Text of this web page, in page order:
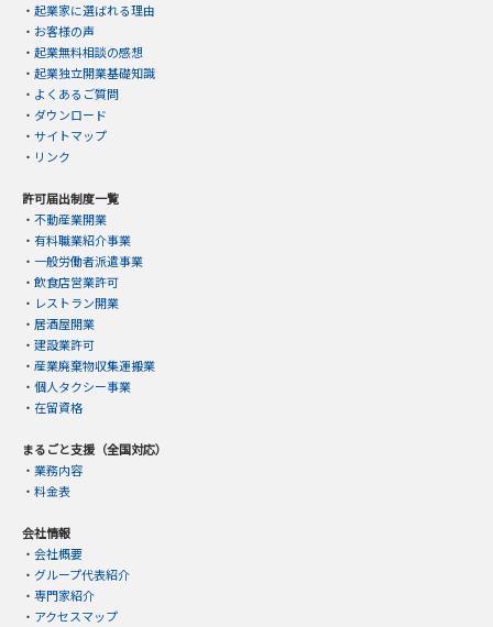
・ 起業家に選ばれる理由
・ お客様の声
・ 起業無料相談の感想
・ 起業独立開業基礎知識
・ よくあるご質問
・ ダウンロード
・ サイトマップ
・ リンク
許可届出制度一覧
・ 不動産業開業
・ 有料職業紹介事業
・ 一般労働者派遣事業
・ 飲食店営業許可
・ レストラン開業
・ 居酒屋開業
・ 建設業許可
・ 産業廃棄物収集運搬業
・ 個人タクシー事業
・ 在留資格
まるごと支援（全国対応）
・ 業務内容
・ 料金表
会社情報
・ 会社概要
・ グループ代表紹介
・ 専門家紹介
・ アクセスマップ